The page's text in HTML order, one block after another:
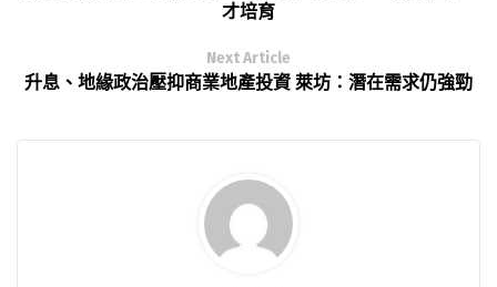
才培育
Next Article
升息、地緣政治壓抑商業地產投資 萊坊：潛在需求仍強勁